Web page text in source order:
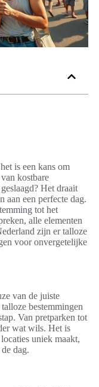
is een kans om
kostbare
Het draait
aan een perfecte dag.
tot het
alle elementen
zijn er talloze
voor onvergetelijke
van de juiste
bestemmingen
Van pretparken tot
wat wils. Het is
uniek maakt,
dag.